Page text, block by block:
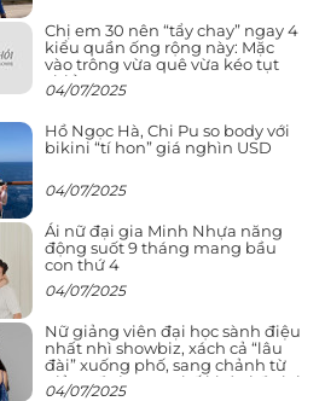
Chị em 30 nên “tẩy chay” ngay 4
kiểu quần ống rộng này: Mặc
vào trông vừa quê vừa kéo tụt
chiều cao
04/07/2025
Hồ Ngọc Hà, Chi Pu so body với
bikini “tí hon” giá nghìn USD
04/07/2025
Ái nữ đại gia Minh Nhựa năng
động suốt 9 tháng mang bầu
con thứ 4
04/07/2025
Nữ giảng viên đại học sành điệu
nhất nhì showbiz, xách cả “lâu
đài” xuống phố, sang chảnh từ
giảng đường ra phố khó ai đọ lại
04/07/2025